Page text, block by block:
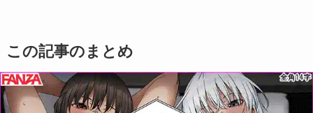
この記事のまとめ